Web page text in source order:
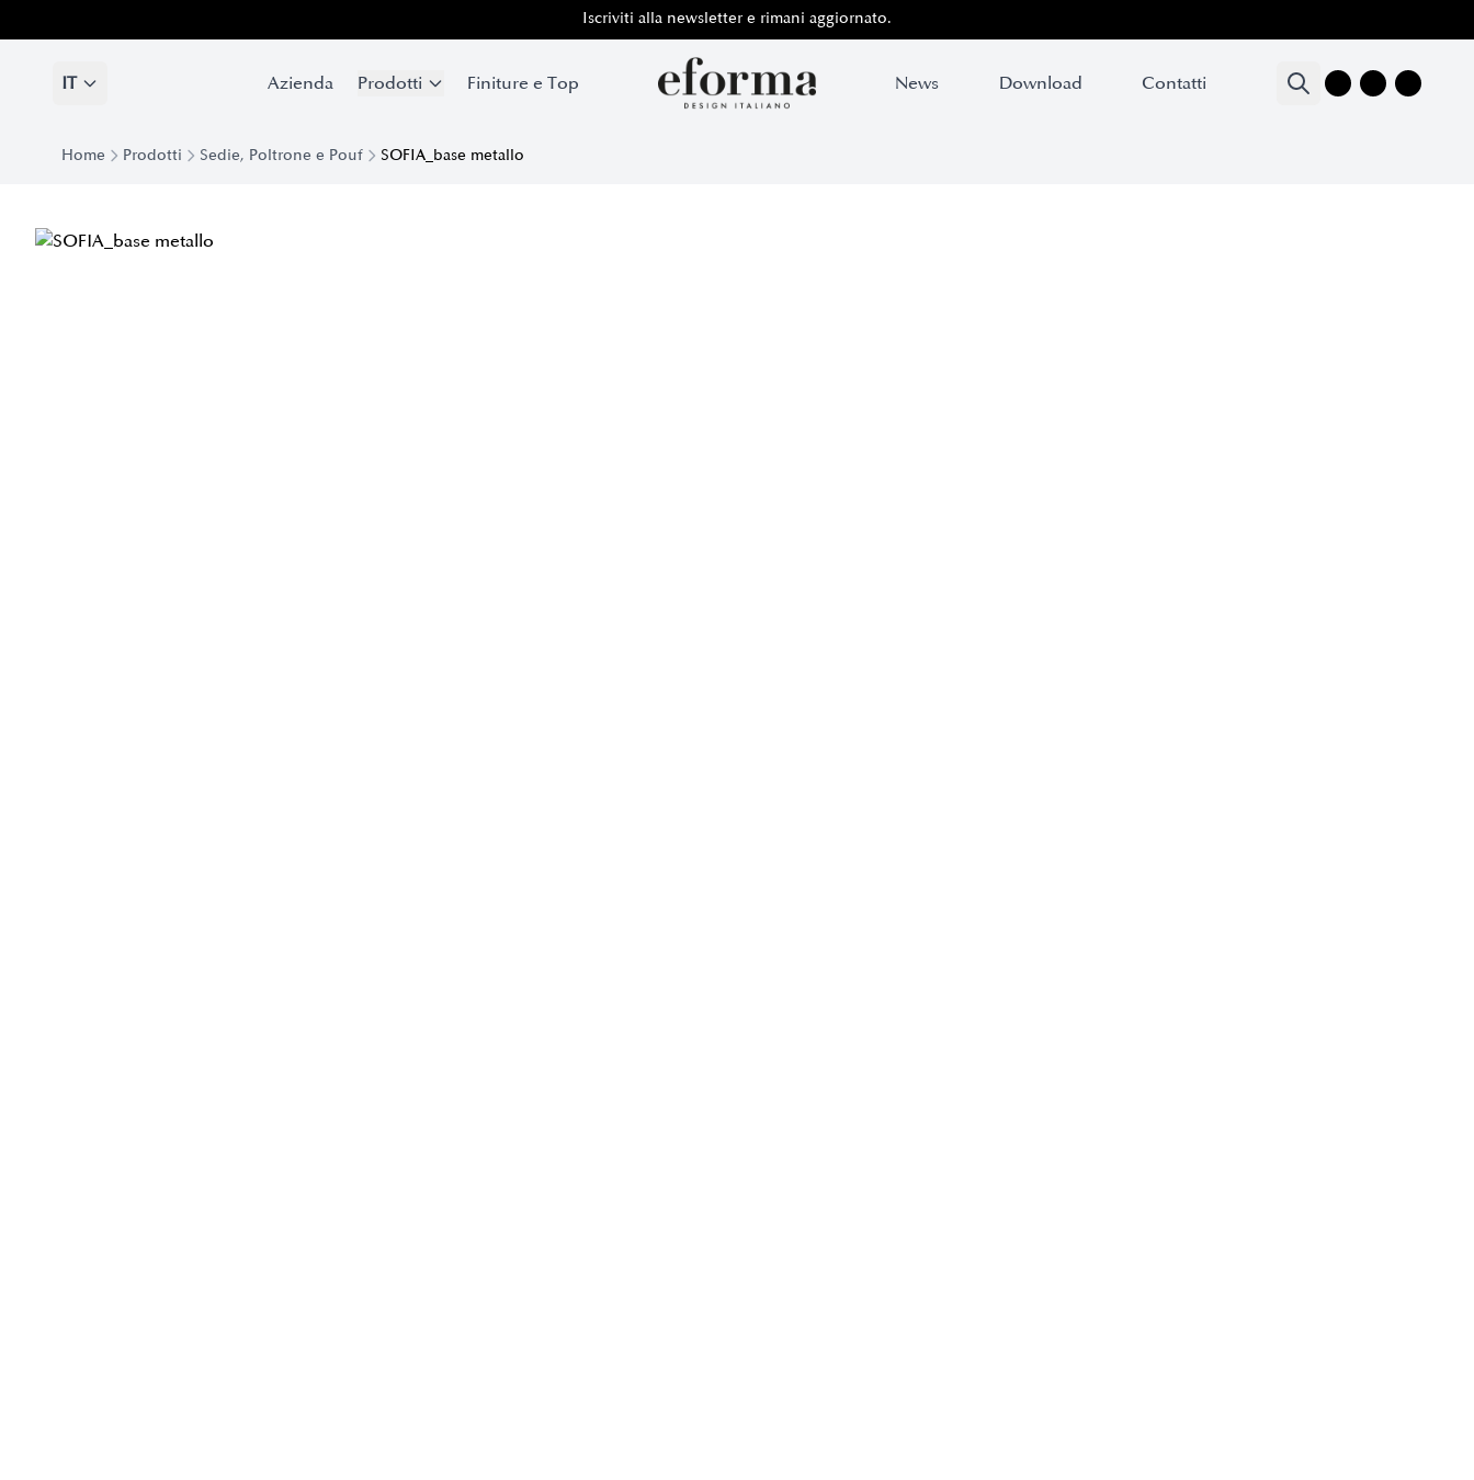
Iscriviti alla newsletter e rimani aggiornato.
IT Azienda Prodotti Finiture e Top News Download Contatti
Home Prodotti Sedie, Poltrone e Pouf SOFIA_base metallo